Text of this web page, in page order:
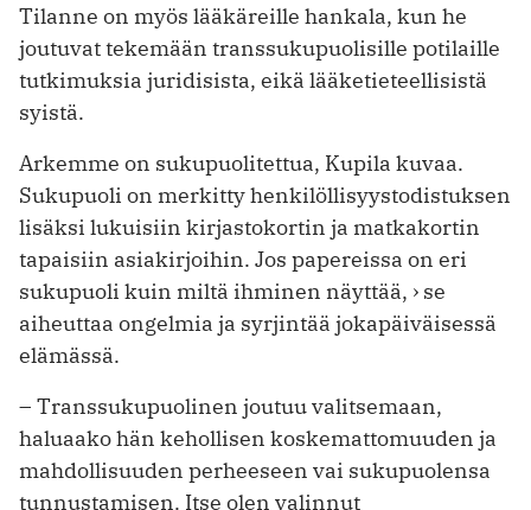
Tilanne on myös lääkäreille hankala, kun he
joutuvat tekemään transsukupuolisille potilaille
tutkimuksia juridisista, eikä lääketieteellisistä
syistä.
Arkemme on sukupuolitettua, Kupila kuvaa.
Sukupuoli on merkitty henkilöllisyystodistuksen
lisäksi lukuisiin kirjastokortin ja matkakortin
tapaisiin asiakirjoihin. Jos papereissa on eri
sukupuoli kuin miltä ihminen näyttää, › se
aiheuttaa ongelmia ja syrjintää jokapäiväisessä
elämässä.
– Transsukupuolinen joutuu valit­semaan,
haluaako hän kehollisen koskemattomuuden ja
mahdollisuuden perheeseen vai sukupuolensa
tunnustamisen. Itse olen valinnut